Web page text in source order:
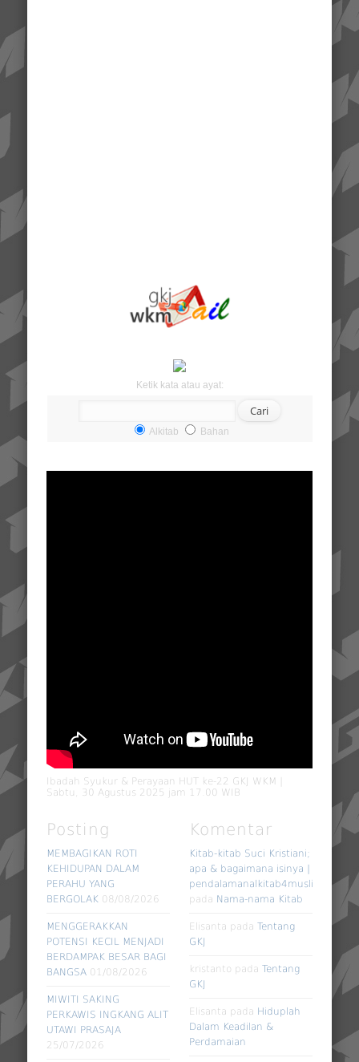
Ketik kata atau ayat:
Alkitab Bahan
Ibadah Syukur & Perayaan HUT ke-22 GKJ WKM |
Sabtu, 30 Agustus 2025 jam 17.00 WIB
Posting
MEMBAGIKAN ROTI
KEHIDUPAN DALAM
PERAHU YANG
BERGOLAK 08/08/2026
MENGGERAKKAN
POTENSI KECIL MENJADI
BERDAMPAK BESAR BAGI
BANGSA 01/08/2026
MIWITI SAKING
PERKAWIS INGKANG ALIT
UTAWI PRASAJA
25/07/2026
Komentar
Kitab-kitab Suci Kristiani;
apa & bagaimana isinya |
pendalamanalkitab4muslim
pada Nama-nama Kitab
Elisanta padaTentang
GKJ
kristanto padaTentang
GKJ
Elisanta pada Hiduplah
Dalam Keadilan &
Perdamaian